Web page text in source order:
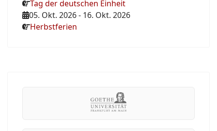
Tag der deutschen Einheit
05. Okt. 2026- 16. Okt. 2026
Herbstferien